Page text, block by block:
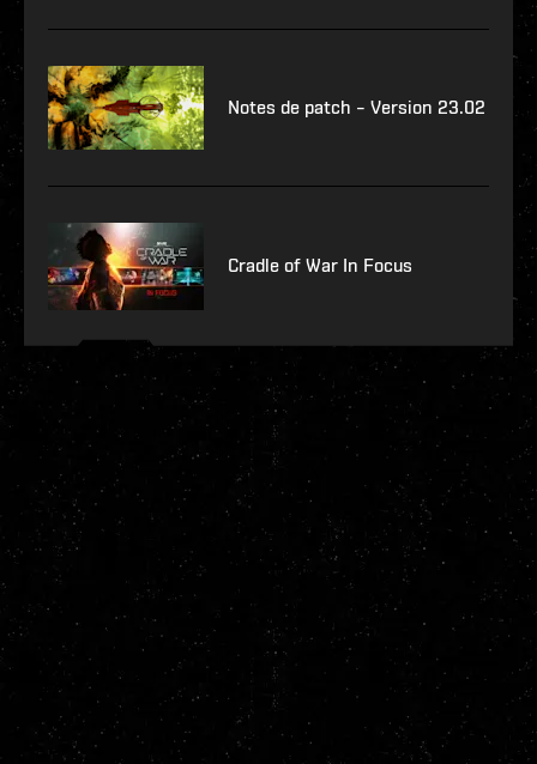
Notes de patch – Version 23.02
Cradle of War In Focus